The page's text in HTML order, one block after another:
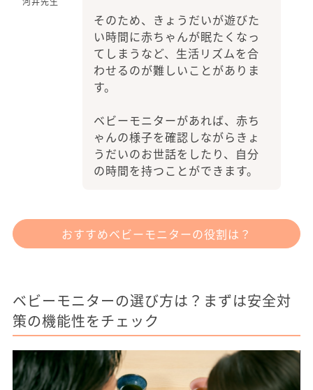
そのため、きょうだいが遊びた
い時間に赤ちゃんが眠たくなっ
てしまうなど、生活リズムを合
わせるのが難しいことがありま
す。
ベビーモニターがあれば、赤ち
ゃんの様子を確認しながらきょ
うだいのお世話をしたり、自分
の時間を持つことができます。
おすすめベビーモニターの役割は？
ベビーモニターの選び方は？まずは安全対
策の機能性をチェック